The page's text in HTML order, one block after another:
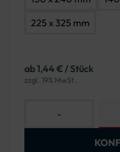
225 x 325 mm
ab 1,44 € / Stück
zzgl. 19% MwSt.
-